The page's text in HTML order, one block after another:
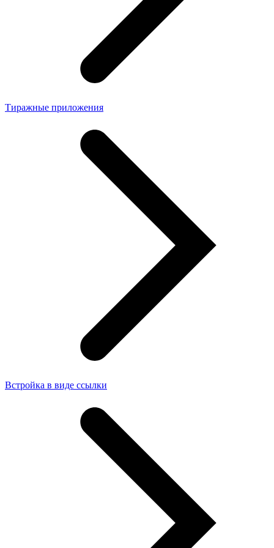
Тиражные приложения
Встройка в виде ссылки